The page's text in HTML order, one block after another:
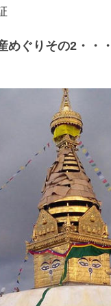
めぐりその2・・